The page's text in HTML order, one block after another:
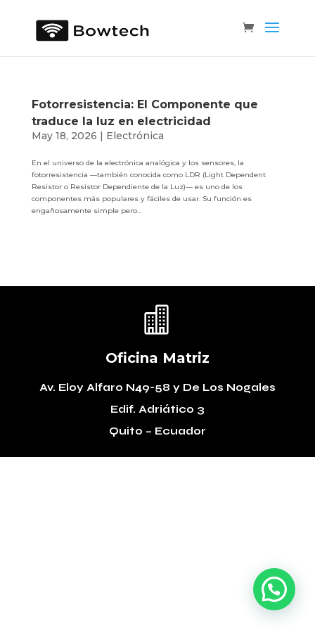
Fotorresistencia: El Componente que
traduce la luz en electricidad
May 18, 2026 | Electrónica
En el universo de la electrónica analógica y los sensores, la
fotorresistencia —también conocida como LDR (Light Dependent
Resistor o Resistor Dependiente de la Luz)— es uno de los
componentes más populares y fáciles de usar. Su función es
engañosamente simple pero...

Oficina Matriz
Av. Eloy Alfaro N49-58 y De Los Nogales
Edif. Adriático 3
Quito – Ecuador